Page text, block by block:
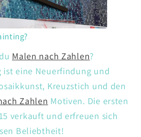
Malen nach Zahlen?
ist eine Neuerfindung und
Kreuzstich und den
Zahlen Motiven. Die ersten
verkauft und erfreuen sich
Beliebtheit!